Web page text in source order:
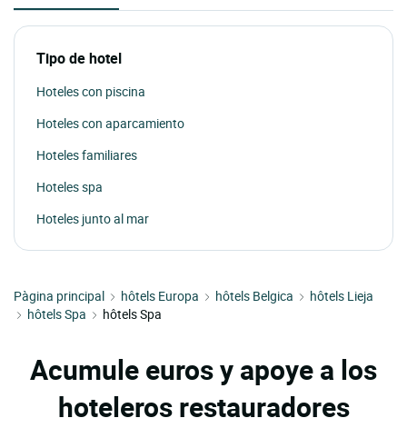
Tipo de hotel
Hoteles con piscina
Hoteles con aparcamiento
Hoteles familiares
Hoteles spa
Hoteles junto al mar
Pàgina principal hôtels Europa hôtels Belgica
hôtels Lieja
hôtels Spa
hôtels Spa
Acumule euros y apoye a los
hoteleros restauradores